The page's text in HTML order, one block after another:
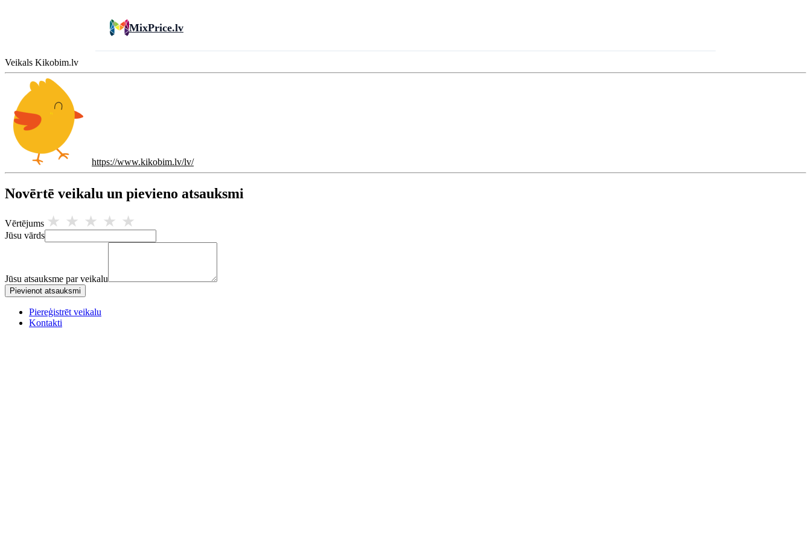
MixPrice.lv
Veikals Kikobim.lv
https://www.kikobim.lv/lv/
Novērtē veikalu un pievieno atsauksmi
Vērtējums ★
★
★
★
★
Jūsu vārds
Jūsu atsauksme par veikalu
Pievienot atsauksmi
Piereģistrēt veikalu
Kontakti